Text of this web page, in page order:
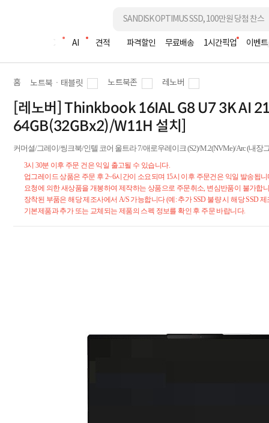
조립PC AI 견적 파격할인 무료배송 1시간픽업 이벤트
홈 노트북ㆍ태블릿 노트북존 레노버
[레노버] Thinkbook 16IAL G8 U7 3K AI
64GB(32GBx2)/W11H 설치]
커머셜/그레이/씽크북/인텔 코어 울트라 7/애로우레이크 (S2)/M.2(NVMe)/Arc (내장
3시 30분 이후 주문 건은 익일 출고될 수 있습니다.
업그레이드 상품은 주문 후 2~6시간이 소요되며 15시 이후 주문건은 익일 발송됩니
요청에 의한 새상품을 개봉하여 제작하는 상품으로 주문취소, 변심반품이 불가합
장착된 부품은 해당 제조사에서 A/S 가능합니다 (예: 추가 SSD 불량 시 해당 SSD 제
기본제품과 추가 또는 교체되는 제품의 스펙 정보를 확인 후 주문 바랍니다.